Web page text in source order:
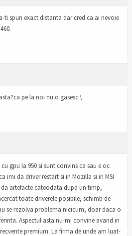
ti spun exact distanta dar cred ca ai nevoie
pe la noi nu o gasesc:\
cu gpu la 950 si sunt convins ca sau e oc
imi da driver restart si in Mozilla si in MSI
artefacte cateodata dupa un timp,
toate driverele posibile, schimb de
se rezolva problema nicicum, doar daca o
Aspectul asta nu-mi convine avand in
premium. La firma de unde am luat-